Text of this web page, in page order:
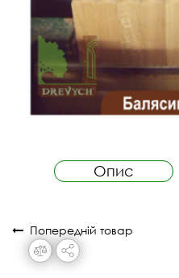
Опис
Попередній товар